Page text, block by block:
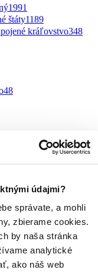
údajmi?
správate, a mohli
zbierame cookies.
by naša stránka
analytické
ako náš web
1991
štáty1189
kráľovstvo348
48